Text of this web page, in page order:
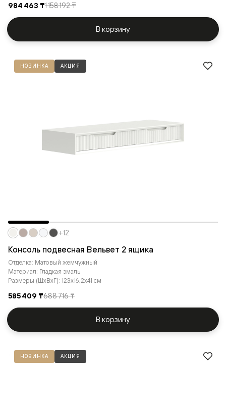
984 463 ₸1 158 192 ₸
В корзину
НОВИНКА АКЦИЯ
Консоль подвесная Вельвет 2 ящика
Отделка: Матовый жемчужный
Материал: Гладкая эмаль
Размеры (ШxВxГ): 123x16,2x41 см
585 409 ₸688 716 ₸
+12
В корзину
НОВИНКА АКЦИЯ